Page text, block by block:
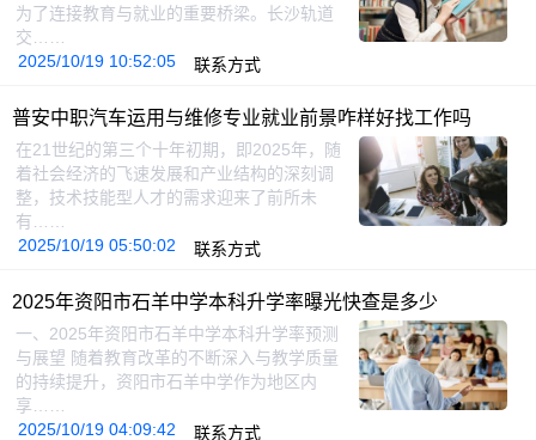
为了连接教育与就业的重要桥梁。长沙轨道
交……
2025/10/19 10:52:05
联系方式
普安中职汽车运用与维修专业就业前景咋样好找工作吗
在21世纪的第三个十年初期，即2025年，随
着社会经济的飞速发展和产业结构的深刻调
整，技术技能型人才的需求迎来了前所未
有……
2025/10/19 05:50:02
联系方式
2025年资阳市石羊中学本科升学率曝光快查是多少
一、2025年资阳市石羊中学本科升学率预测
与展望 随着教育改革的不断深入与教学质量
的持续提升，资阳市石羊中学作为地区内
享……
2025/10/19 04:09:42
联系方式